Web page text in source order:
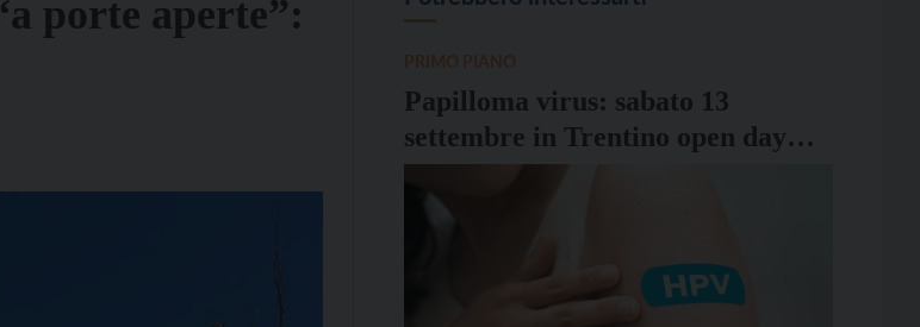
porte aperte”:
Papilloma virus: sabato 13
settembre in Trentino open day
per il vaccino